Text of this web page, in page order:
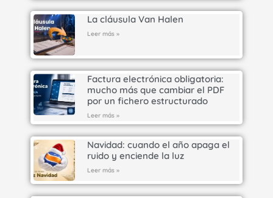
La cláusula Van Halen
Leer más »
Factura electrónica obligatoria:
mucho más que cambiar el PDF
por un fichero estructurado
Leer más »
Navidad: cuando el año apaga el
ruido y enciende la luz
Leer más »